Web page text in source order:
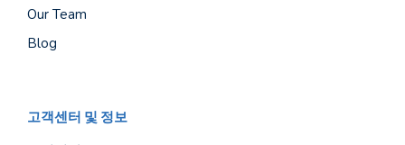
Our Team
Blog
고객센터 및 정보